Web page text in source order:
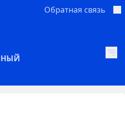
Обратная связь